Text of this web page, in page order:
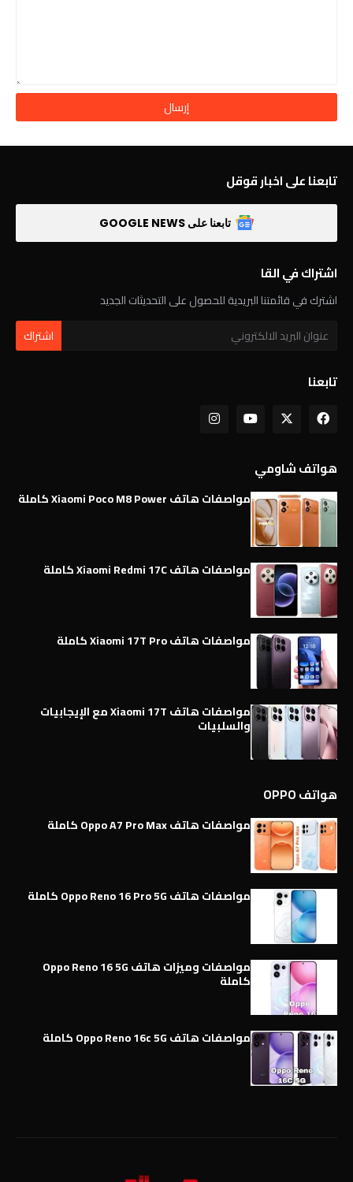
تابعنا على اخبار قوقل
تابعنا على GOOGLE NEWS
اشتراك في القا
اشترك في قائمتنا البريدية للحصول على التحديثات الجديد
تابعنا
هواتف شاومي
مواصفات هاتف Xiaomi Poco M8 Power كاملة
مواصفات هاتف Xiaomi Redmi 17C كاملة
مواصفات هاتف Xiaomi 17T Pro كاملة
مواصفات هاتف Xiaomi 17T مع الإيجابيات
والسلبيات
هواتف OPPO
مواصفات هاتف Oppo A7 Pro Max كاملة
مواصفات هاتف Oppo Reno 16 Pro 5G كاملة
مواصفات وميزات هاتف Oppo Reno 16 5G
كاملة
مواصفات هاتف Oppo Reno 16c 5G كاملة